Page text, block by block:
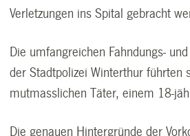
Verletzungen ins Spital gebracht
Die umfangreichen Fahndungs-
der Stadtpolizei Winterthur führten
mutmasslichen Täter, einem 18-
Die genauen Hintergründe der